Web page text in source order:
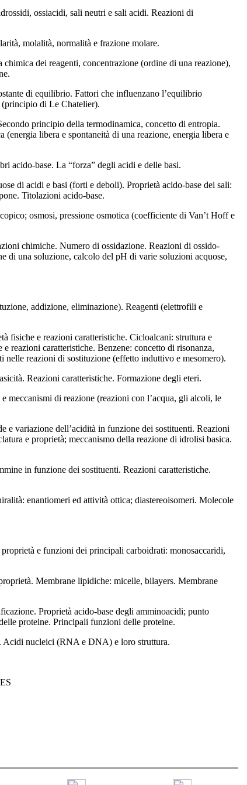
ossiacidi, sali neutri e sali acidi. Reazioni di
molalità, normalità e frazione molare.
dei reagenti, concentrazione (ordine di una reazione),
di equilibrio. Fattori che influenzano l’equilibrio
(principio di Le Chatelier).
principio della termodinamica, concetto di entropia.
libera e spontaneità di una reazione, energia libera e
acido-base. La “forza” degli acidi e delle basi.
di acidi e basi (forti e deboli). Proprietà acido-base dei sali:
Titolazioni acido-base.
osmosi, pressione osmotica (coefficiente di Van’t Hoff e
chimiche. Numero di ossidazione. Reazioni di ossido-
di una soluzione, calcolo del pH di varie soluzioni acquose,
addizione, eliminazione). Reagenti (elettrofili e
fisiche e reazioni caratteristiche. Cicloalcani: struttura e
reazioni caratteristiche. Benzene: concetto di risonanza,
reazioni di sostituzione (effetto induttivo e mesomero).
Reazioni caratteristiche. Formazione degli eteri.
meccanismi di reazione (reazioni con l’acqua, gli alcoli, le
e variazione dell’acidità in funzione dei sostituenti. Reazioni
e proprietà; meccanismo della reazione di idrolisi basica.
in funzione dei sostituenti. Reazioni caratteristiche.
enantiomeri ed attività ottica; diastereoisomeri. Molecole
e funzioni dei principali carboidrati: monosaccaridi,
Membrane lipidiche: micelle, bilayers. Membrane
Proprietà acido-base degli amminoacidi; punto
proteine. Principali funzioni delle proteine.
Acidi nucleici (RNA e DNA) e loro struttura.